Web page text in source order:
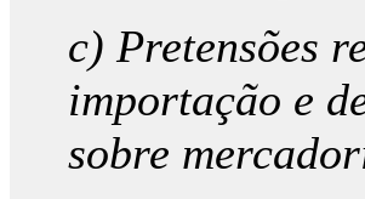
c) Pretensões
importação e
sobre